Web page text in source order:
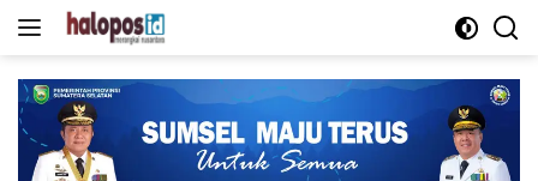
Langsung